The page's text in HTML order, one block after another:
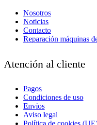
Nosotros
Noticias
Contacto
Reparación máquinas
Atención al cliente
Pagos
Condiciones de uso
Envíos
Aviso legal